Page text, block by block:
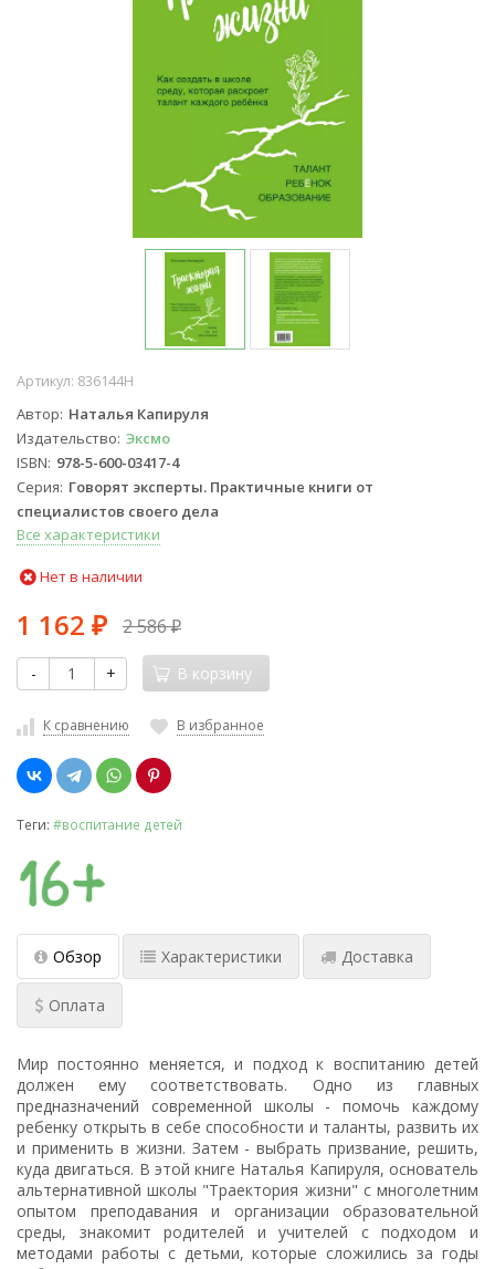
Артикул: 836144Н
Автор Наталья Капируля
Издательство Эксмо
ISBN 978-5-600-03417-4
Серия Говорят эксперты. Практичные книги от
специалистов своего дела
Все характеристики
Нет в наличии
1 162 ₽ 2 586₽
- + В корзину
К сравнению В избранное
Теги: #воспитание детей
Обзор Характеристики Доставка
Оплата
Мир постоянно меняется, и подход к воспитанию детей
должен ему соответствовать. Одно из главных
предназначений современной школы - помочь каждому
ребенку открыть в себе способности и таланты, развить их
и применить в жизни. Затем - выбрать призвание, решить,
куда двигаться. В этой книге Наталья Капируля, основатель
альтернативной школы "Траектория жизни" с многолетним
опытом преподавания и организации образовательной
среды, знакомит родителей и учителей с подходом и
методами работы с детьми, которые сложились за годы